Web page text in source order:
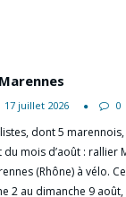
17 juillet 2026 0
dont 5
mois d’août : rallier
(Rhône) à vélo.
2 au dimanche 9 août,